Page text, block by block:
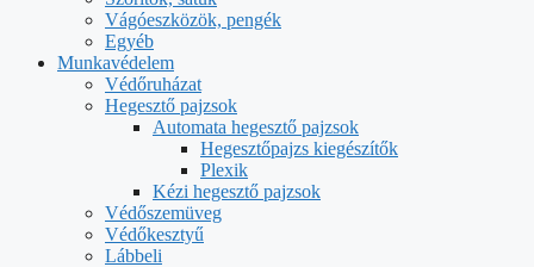
Vágóeszközök, pengék
Egyéb
Munkavédelem
Védőruházat
Hegesztő pajzsok
Automata hegesztő pajzsok
Hegesztőpajzs kiegészítők
Plexik
Kézi hegesztő pajzsok
Védőszemüveg
Védőkesztyű
Lábbeli